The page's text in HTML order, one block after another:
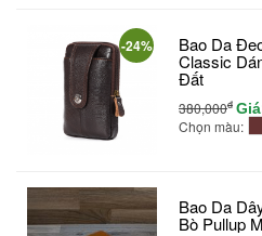
-24% Bao Da
Classic
Đất
380,000đ
Chọn màu:
Bao Da
Bò Pullup